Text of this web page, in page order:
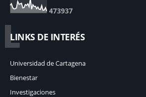
473937
L
LINKS DE INTERÉS
Universidad de Cartagena
Bienestar
Investigaciones